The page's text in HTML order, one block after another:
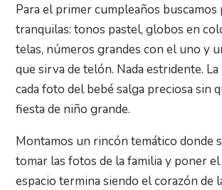
Para el primer cumpleaños buscamos
tranquilas: tonos pastel, globos en
telas, números grandes con el uno y
que sirva de telón. Nada estridente. La
cada foto del bebé salga preciosa sin
fiesta de niño grande.
Montamos un rincón temático donde
tomar las fotos de la familia y poner el
espacio termina siendo el corazón de